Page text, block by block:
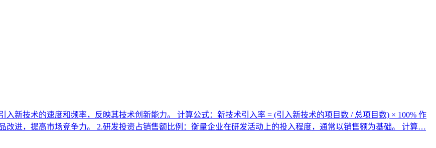
新技术的速度和频率，反映其技术创新能力。 计算公式：新技术引入率 = (引入新技术的项目数 / 总项目数) × 100% 作
改进，提高市场竞争力。 2.研发投资占销售额比例：衡量企业在研发活动上的投入程度，通常以销售额为基础。 计算…